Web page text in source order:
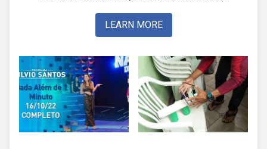
LEARN MORE